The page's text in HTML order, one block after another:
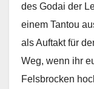
des Godai der
einem Tantou
als Auftakt für
Weg, wenn ihr
Felsbrocken